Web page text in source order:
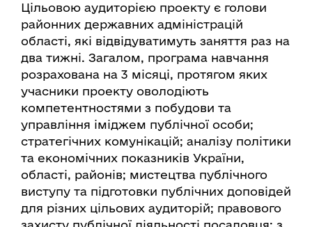
Цільовою аудиторією проекту є голови
районних державних адміністрацій
області, які відвідуватимуть заняття раз на
два тижні. Загалом, програма навчання
розрахована на 3 місяці, протягом яких
учасники проекту оволодіють
компетентностями з побудови та
управління іміджем публічної особи;
стратегічних комунікацій; аналізу політики
та економічних показників України,
області, районів; мистецтва публічного
виступу та підготовки публічних доповідей
для різних цільових аудиторій; правового